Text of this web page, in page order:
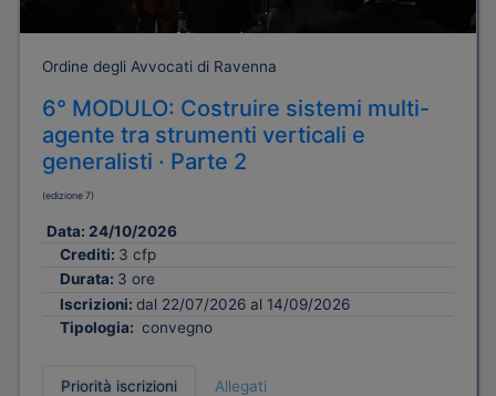
Ordine degli Avvocati di Ravenna
6° MODULO: Costruire sistemi multi-
agente tra strumenti verticali e
generalisti · Parte 2
(edizione 7)
Data: 24/10/2026
Crediti: 3 cfp
Durata: 3 ore
Iscrizioni: dal 22/07/2026 al 14/09/2026
Tipologia: convegno
Priorità iscrizioni
Allegati